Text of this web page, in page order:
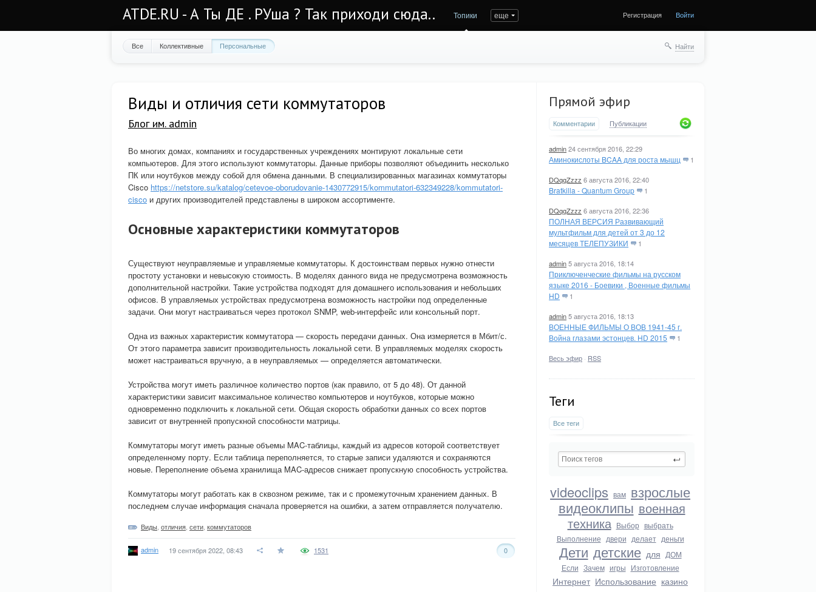
ATDE.RU - А Ты ДЕ . РУша ? Так приходи сюда.. Топики еще Регистрация Войти
Все Коллективные Персональные Найти
Прямой эфир
Комментарии Публикации
admin24 сентября 2016, 22:29
Аминокислоты BCAA для роста мышц 1
DQqqZzzz 6 августа 2016, 22:40
Bratkilla - Quantum Group 1
DQqqZzzz 6 августа 2016, 22:36
ПОЛНАЯ ВЕРСИЯ Развивающий
мультфильм для детей от 3 до 12
месяцев ТЕЛЕПУЗИКИ
1
admin5 августа 2016, 18:14
Приключенческие фильмы на русском
языке 2016 - Боевики , Военные фильмы
HD
1
admin5 августа 2016, 18:13
ВОЕННЫЕ ФИЛЬМЫ О ВОВ 1941-45 г.
Война глазами эстонцев. HD 2015
1
Весь эфир · RSS
Теги
Все теги
videoclips вам взрослые
видеоклипы военная
техника Выбор выбрать
Выполнение двери делает деньги
Дети детские для ДОМ
Если Зачем игры Изготовление
Интернет Использование казино
Виды и отличия сети коммутаторов
Блог им. admin
Во многих домах, компаниях и государственных учреждениях монтируют локальные сети
компьютеров. Для этого используют коммутаторы. Данные приборы позволяют объединить несколько
ПК или ноутбуков между собой для обмена данными. В специализированных магазинах коммутаторы
Cisco https://netstore.su/katalog/cetevoe-oborudovanie-1430772915/kommutatori-632349228/kommutatori-
cisco и других производителей представлены в широком ассортименте.
Основные характеристики коммутаторов
Существуют неуправляемые и управляемые коммутаторы. К достоинствам первых нужно отнести
простоту установки и невысокую стоимость. В моделях данного вида не предусмотрена возможность
дополнительной настройки. Такие устройства подходят для домашнего использования и небольших
офисов. В управляемых устройствах предусмотрена возможность настройки под определенные
задачи. Они могут настраиваться через протокол SNMP, web-интерфейс или консольный порт.
Одна из важных характеристик коммутатора — скорость передачи данных. Она измеряется в Мбит/с.
От этого параметра зависит производительность локальной сети. В управляемых моделях скорость
может настраиваться вручную, а в неуправляемых — определяется автоматически.
Устройства могут иметь различное количество портов (как правило, от 5 до 48). От данной
характеристики зависит максимальное количество компьютеров и ноутбуков, которые можно
одновременно подключить к локальной сети. Общая скорость обработки данных со всех портов
зависит от внутренней пропускной способности матрицы.
Коммутаторы могут иметь разные объемы MAC-таблицы, каждый из адресов которой соответствует
определенному порту. Если таблица переполняется, то старые записи удаляются и сохраняются
новые. Переполнение объема хранилища MAC-адресов снижает пропускную способность устройства.
Коммутаторы могут работать как в сквозном режиме, так и с промежуточным хранением данных. В
последнем случае информация сначала проверяется на ошибки, а затем отправляется получателю.
Виды отличия сети коммутаторов
admin 19 сентября 2022, 08:43 0
1531